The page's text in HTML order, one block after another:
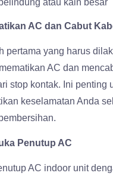
atau kain besar
AC dan Cabut
pertama yang harus
AC dan
stop kontak. Ini penting
keselamatan Anda
Penutup AC
AC indoor unit